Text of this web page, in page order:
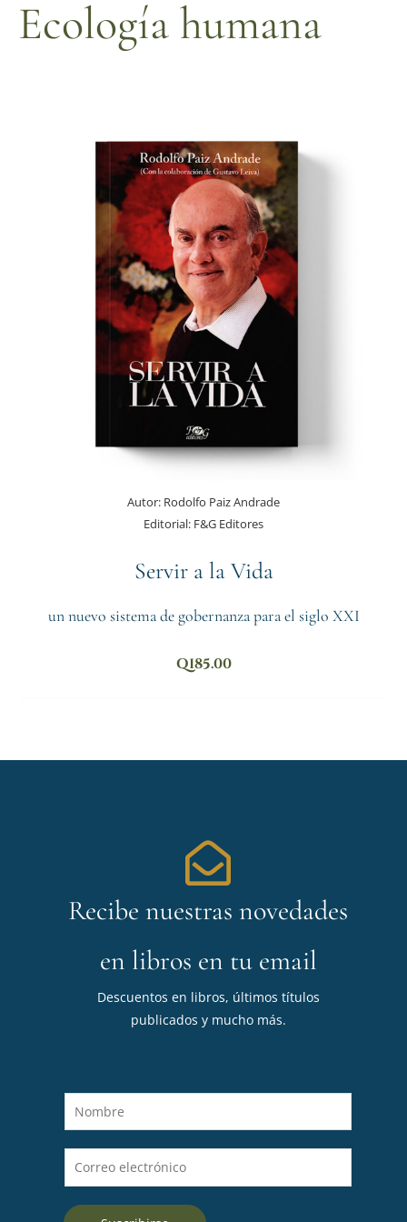
Ecología humana
Autor: Rodolfo Paiz Andrade
Editorial: F&G Editores
Servir a la Vida
un nuevo sistema de gobernanza para el siglo XXI
Q185.00
Recibe nuestras novedades
en libros en tu email
Descuentos en libros, últimos títulos
publicados y mucho más.
o
m
e
o